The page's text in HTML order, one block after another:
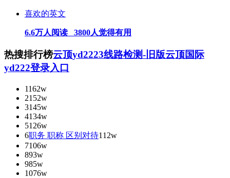
喜欢的英文
6.6万人阅读 3800人觉得有用
热搜排行榜云顶yd2223线路检测-旧版云顶国际
yd222登录入口
1162w
2152w
3145w
4134w
5126w
6职务 职称 区别对待112w
7106w
893w
985w
1076w